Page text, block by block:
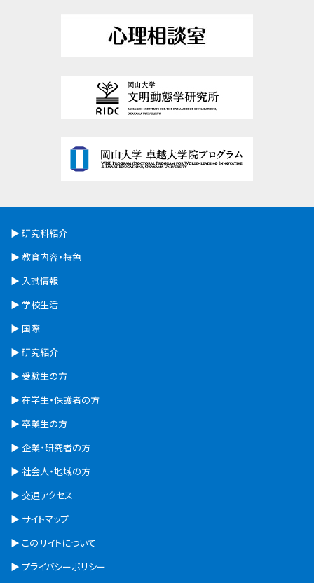
研究科紹介
教育内容・特色
入試情報
学校生活
国際
研究紹介
受験生の方
在学生・保護者の方
卒業生の方
企業・研究者の方
社会人・地域の方
交通アクセス
サイトマップ
このサイトについて
プライバシーポリシー